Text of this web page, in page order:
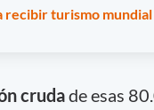
recibir turismo mundial
crudade esas